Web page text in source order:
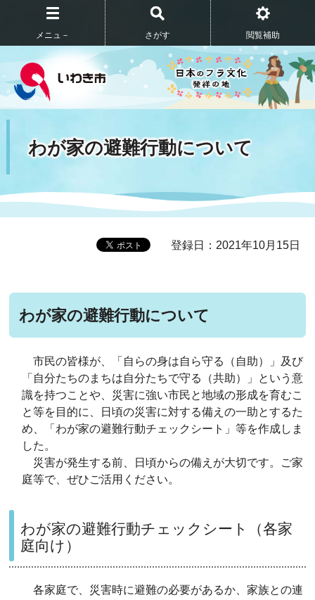
メニュ－ さがす 閲覧補助
わが家の避難行動について
登録日：2021年10月15日
わが家の避難行動について
市民の皆様が、「自らの身は自ら守る（自助）」及び
「自分たちのまちは自分たちで守る（共助）」という意
識を持つことや、災害に強い市民と地域の形成を育むこ
と等を目的に、日頃の災害に対する備えの一助とするた
め、「わが家の避難行動チェックシート」等を作成しま
した。
災害が発生する前、日頃からの備えが大切です。ご家
庭等で、ぜひご活用ください。
わが家の避難行動チェックシート（各家
庭向け）
各家庭で、災害時に避難の必要があるか、家族との連